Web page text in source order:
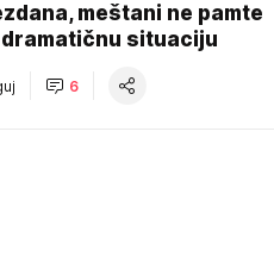
meštani ne pamte
situaciju
6